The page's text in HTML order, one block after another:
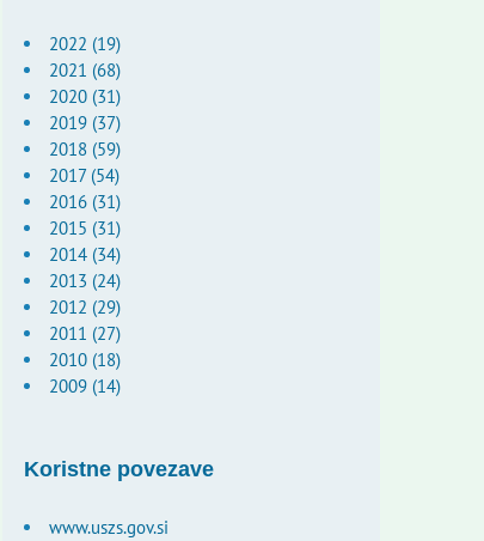
2022 (19)
2021 (68)
2020 (31)
2019 (37)
2018 (59)
2017 (54)
2016 (31)
2015 (31)
2014 (34)
2013 (24)
2012 (29)
2011 (27)
2010 (18)
2009 (14)
Koristne povezave
www.uszs.gov.si